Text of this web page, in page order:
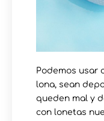
Podemos usar
lona, sean
queden mal y
con lonetas